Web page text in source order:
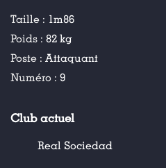
Taille : 1m86
Poids : 82 kg
Poste : Attaquant
Numéro : 9
Club actuel
Real Sociedad